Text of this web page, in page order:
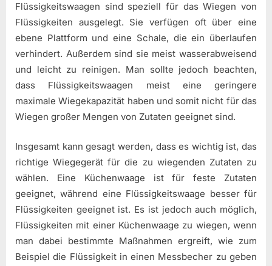
Flüssigkeitswaagen sind speziell für das Wiegen von
Flüssigkeiten ausgelegt. Sie verfügen oft über eine
ebene Plattform und eine Schale, die ein überlaufen
verhindert. Außerdem sind sie meist wasserabweisend
und leicht zu reinigen. Man sollte jedoch beachten,
dass Flüssigkeitswaagen meist eine geringere
maximale Wiegekapazität haben und somit nicht für das
Wiegen großer Mengen von Zutaten geeignet sind.
Insgesamt kann gesagt werden, dass es wichtig ist, das
richtige Wiegegerät für die zu wiegenden Zutaten zu
wählen. Eine Küchenwaage ist für feste Zutaten
geeignet, während eine Flüssigkeitswaage besser für
Flüssigkeiten geeignet ist. Es ist jedoch auch möglich,
Flüssigkeiten mit einer Küchenwaage zu wiegen, wenn
man dabei bestimmte Maßnahmen ergreift, wie zum
Beispiel die Flüssigkeit in einen Messbecher zu geben